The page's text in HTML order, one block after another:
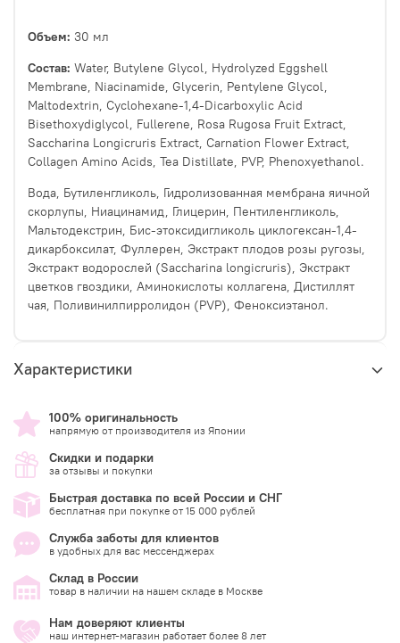
Объем: 30 мл
Состав: Water, Butylene Glycol, Hydrolyzed Eggshell
Membrane, Niacinamide, Glycerin, Pentylene Glycol,
Maltodextrin, Cyclohexane-1,4-Dicarboxylic Acid
Bisethoxydiglycol, Fullerene, Rosa Rugosa Fruit Extract,
Saccharina Longicruris Extract, Carnation Flower Extract,
Collagen Amino Acids, Tea Distillate, PVP, Phenoxyethanol.
Вода, Бутиленгликоль, Гидролизованная мембрана яичной
скорлупы, Ниацинамид, Глицерин, Пентиленгликоль,
Мальтодекстрин, Бис-этоксидигликоль циклогексан-1,4-
дикарбоксилат, Фуллерен, Экстракт плодов розы ругозы,
Экстракт водорослей (Saccharina longicruris), Экстракт
цветков гвоздики, Аминокислоты коллагена, Дистиллят
чая, Поливинилпирролидон (PVP), Феноксиэтанол.
Характеристики
100% оригинальность
напрямую от производителя из Японии
Скидки и подарки
за отзывы и покупки
Быстрая доставка по всей России и СНГ
бесплатная при покупке от 15 000 рублей
Служба заботы для клиентов
в удобных для вас мессенджерах
Склад в России
товар в наличии на нашем складе в Москве
Нам доверяют клиенты
наш интернет-магазин работает более 8 лет